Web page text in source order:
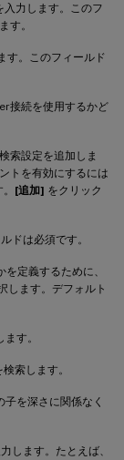
入力します。このフ
す。
す。このフィールド
接続を使用するかど
索設定を追加しま
トを有効にするには
[追加] をクリック
ドは必須です。
定義するために、
します。デフォルト
す。
索します。
を深さに関係なく
します。たとえば、